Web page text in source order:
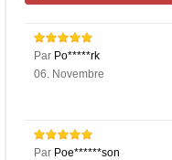
Par Po*****rk
06. Novembre
Par Poe******son